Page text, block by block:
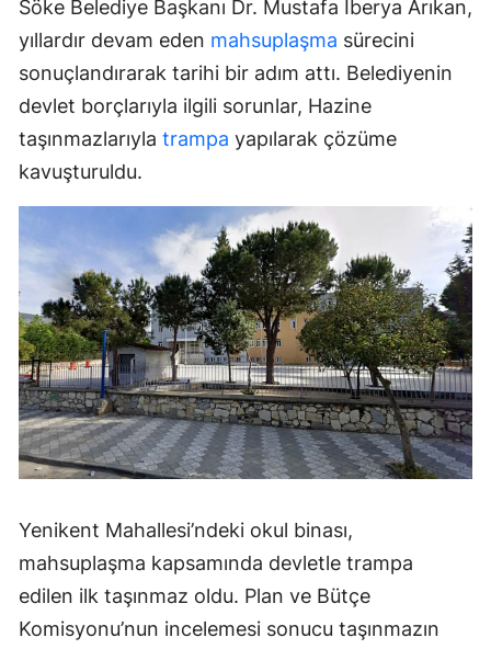
Söke Belediye Başkanı Dr. Mustafa İberya Arıkan,
yıllardır devam eden mahsuplaşma sürecini
sonuçlandırarak tarihi bir adım attı. Belediyenin
devlet borçlarıyla ilgili sorunlar, Hazine
taşınmazlarıyla trampa yapılarak çözüme
kavuşturuldu.
Yenikent Mahallesi’ndeki okul binası,
mahsuplaşma kapsamında devletle trampa
edilen ilk taşınmaz oldu. Plan ve Bütçe
Komisyonu’nun incelemesi sonucu taşınmazın